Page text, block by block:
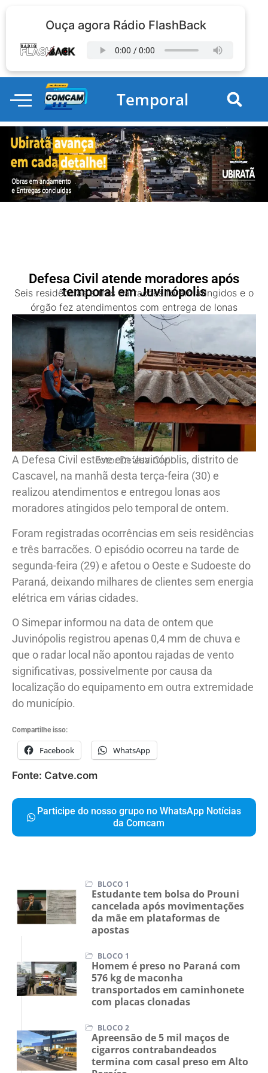
Ouça agora Rádio FlashBack
Temporal
Defesa Civil atende moradores após
temporal em Juvinópolis
Seis residências e três barracões foram atingidos e o
órgão fez atendimentos com entrega de lonas
Foto: Defesa Civil
A Defesa Civil esteve em Juvinópolis, distrito de
Cascavel, na manhã desta terça-feira (30) e
realizou atendimentos e entregou lonas aos
moradores atingidos pelo temporal de ontem.
Foram registradas ocorrências em seis residências
e três barracões. O episódio ocorreu na tarde de
segunda-feira (29) e afetou o Oeste e Sudoeste do
Paraná, deixando milhares de clientes sem energia
elétrica em várias cidades.
O Simepar informou na data de ontem que
Juvinópolis registrou apenas 0,4 mm de chuva e
que o radar local não apontou rajadas de vento
significativas, possivelmente por causa da
localização do equipamento em outra extremidade
do município.
Compartilhe isso:
Facebook WhatsApp
Fonte: Catve.com
Participe do nosso grupo no WhatsApp Notícias
da Comcam
BLOCO 1
Estudante tem bolsa do Prouni
cancelada após movimentações
da mãe em plataformas de
apostas
BLOCO 1
Homem é preso no Paraná com
576 kg de maconha
transportados em caminhonete
com placas clonadas
BLOCO 2
Apreensão de 5 mil maços de
cigarros contrabandeados
termina com casal preso em Alto